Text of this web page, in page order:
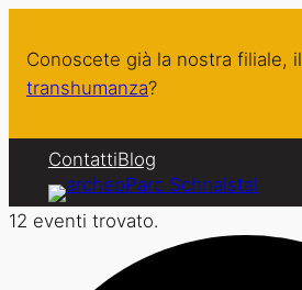
Conoscete già la nostra filiale, il
transhumanza?
ContattiBlog
12 eventi trovato.